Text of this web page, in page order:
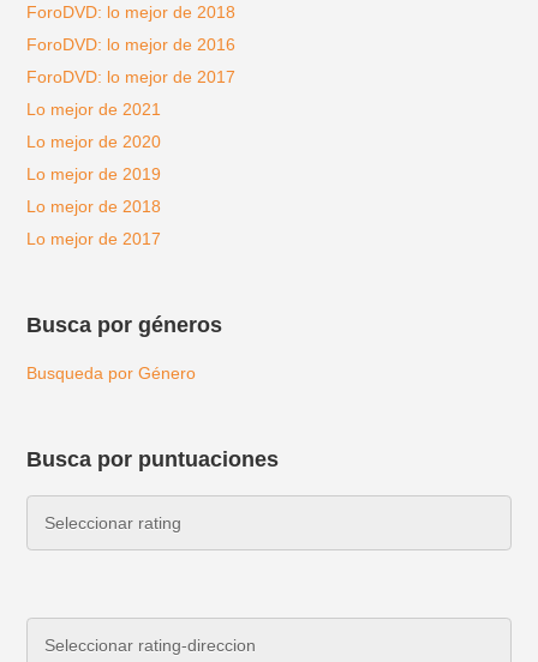
ForoDVD: lo mejor de 2018
ForoDVD: lo mejor de 2016
ForoDVD: lo mejor de 2017
Lo mejor de 2021
Lo mejor de 2020
Lo mejor de 2019
Lo mejor de 2018
Lo mejor de 2017
Busca por géneros
Busqueda por Género
Busca por puntuaciones